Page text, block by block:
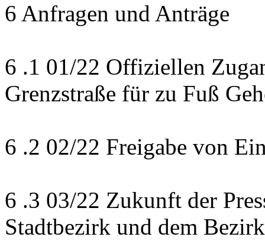
6 Anfragen und Anträge
6 .1 01/22 Offiziellen
Grenzstraße für zu Fuß
6 .2 02/22 Freigabe von
6 .3 03/22 Zukunft der
Stadtbezirk und dem